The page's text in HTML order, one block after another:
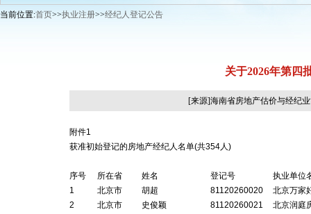
当前位置:首页>>执业注册>>经纪人登记公告
关于2026年第四
[来源]海南省房地产估价与经纪
附件1
获准初始登记的房地产经纪人名单(共354人)
序号 所在省 姓名 登记号
执业单位
1
北京市 胡超 81120260020
北京万家
2
北京市 史俊颖 81120260021
北京润庭